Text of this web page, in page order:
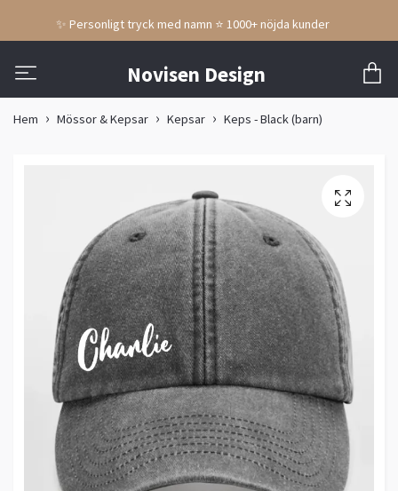
✨ Personligt tryck med namn ⭐ 1000+ nöjda kunder
Novisen Design
Hem Mössor & Kepsar Kepsar Keps - Black (barn)